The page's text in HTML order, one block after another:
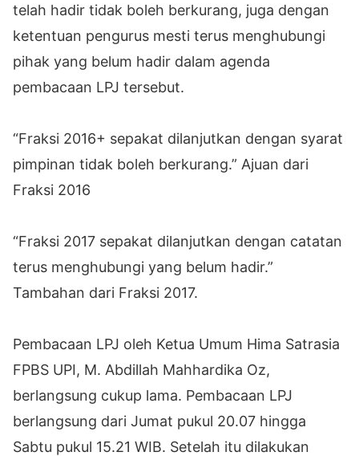
telah hadir tidak boleh berkurang, juga dengan
ketentuan pengurus mesti terus menghubungi
pihak yang belum hadir dalam agenda
pembacaan LPJ tersebut.
“Fraksi 2016+ sepakat dilanjutkan dengan syarat
pimpinan tidak boleh berkurang.” Ajuan dari
Fraksi 2016
“Fraksi 2017 sepakat dilanjutkan dengan catatan
terus menghubungi yang belum hadir.”
Tambahan dari Fraksi 2017.
Pembacaan LPJ oleh Ketua Umum Hima Satrasia
FPBS UPI, M. Abdillah Mahhardika Oz,
berlangsung cukup lama. Pembacaan LPJ
berlangsung dari Jumat pukul 20.07 hingga
Sabtu pukul 15.21 WIB. Setelah itu dilakukan